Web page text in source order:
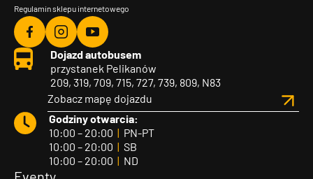
Regulamin sklepu internetowego
Agvo
Facebook
Agvo
Instagram
Agvo
YouTube
Dojazd autobusem
przystanek Pelikanów
209, 319, 709, 715, 727, 739, 809, N83
Zobacz mapę dojazdu
Godziny otwarcia:
10:00 – 20:00 | PN-PT
10:00 – 20:00 | SB
10:00 – 20:00 | ND